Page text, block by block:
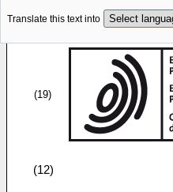
Translate this text into
(19)
(12)